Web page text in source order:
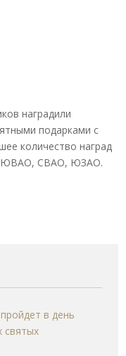
наградили
подарками с
количество наград
ЮВАО, СВАО, ЮЗАО.